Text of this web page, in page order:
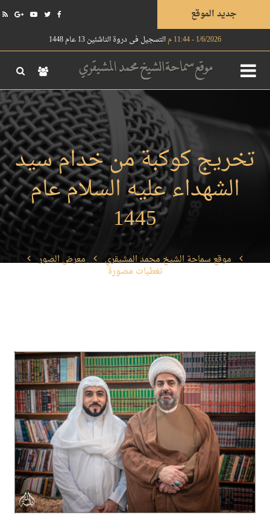
جديد الموقع
1/6/2026 - 11:44 م التسجيل في دروة الناشئين 13 عام 1448
تخريج كوكبة من خدام سيد
الشهداء عليه السلام عام
1445
موقع سماحة الشيخ محمد المشيقري معرض الصور
تغطيات مصورة